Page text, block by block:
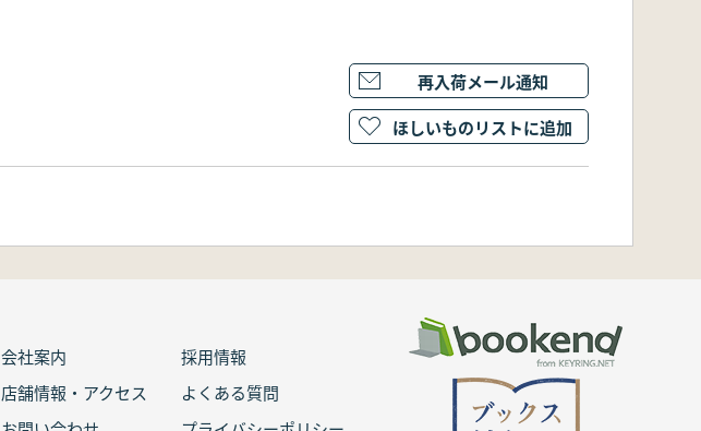
再入荷メール通知
ほしいものリストに追加
会社案内
採用情報
店舗情報・アクセス
よくある質問